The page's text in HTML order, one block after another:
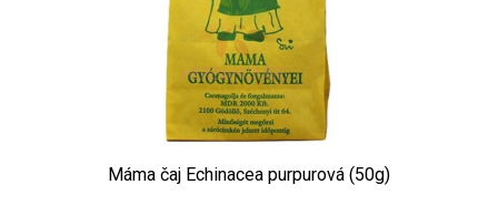
Máma čaj Echinacea purpurová (50g)